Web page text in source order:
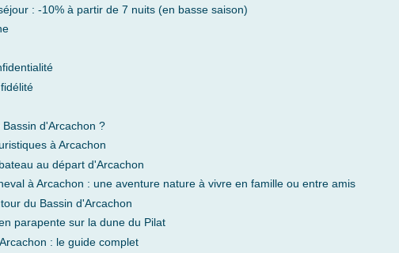
: -10% à partir de 7 nuits (en basse saison)
d'Arcachon ?
à Arcachon
au départ d'Arcachon
à Arcachon : une aventure nature à vivre en famille ou entre amis
du Bassin d'Arcachon
parapente sur la dune du Pilat
: le guide complet